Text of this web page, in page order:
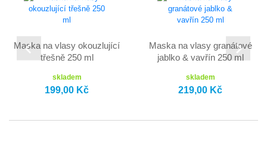
Maska na vlasy okouzlující
třešně 250 ml
skladem
199,00 Kč
Maska na vlasy granátové
jablko & vavřín 250 ml
skladem
219,00 Kč